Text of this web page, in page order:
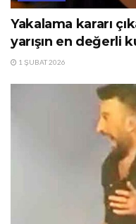
Yakalama kararı
yarışın en değerli
1 ŞUBAT 2026